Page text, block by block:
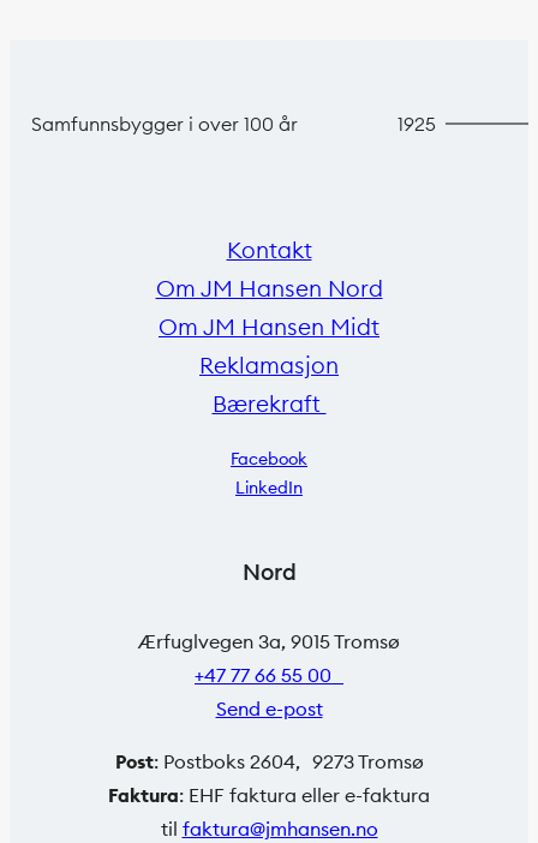
Samfunnsbygger i over 100 år 1925
Kontakt
Om JM Hansen Nord
Om JM Hansen Midt
Reklamasjon
Bærekraft
Facebook
LinkedIn
Nord
Ærfuglvegen 3a, 9015 Tromsø
+47 77 66 55 00
Send e-post
Post: Postboks 2604, 9273 Tromsø
Faktura: EHF faktura eller e-faktura
til faktura@jmhansen.no